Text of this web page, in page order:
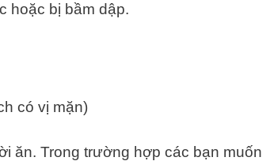
hoặc bị bầm dập.
có vị mặn)
ăn. Trong trường hợp các bạn muốn